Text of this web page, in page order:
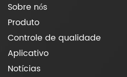
Sobre nós
Produto
Controle de qualidade
Aplicativo
Notícias